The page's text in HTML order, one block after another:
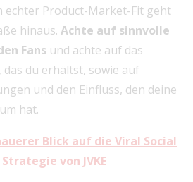
echter Product-Market-Fit geht
hinaus. Achte auf sinnvolle
Fans und achte auf das
das du erhältst, sowie auf
und den Einfluss, den deine
hat.
Blick auf die Viral Social
von JVKE